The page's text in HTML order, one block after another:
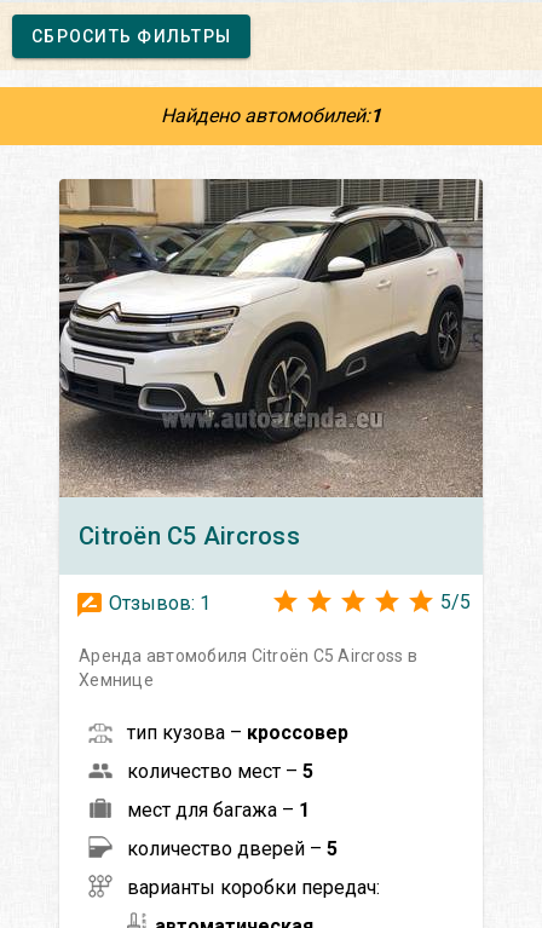
СБРОСИТЬ ФИЛЬТРЫ
Найдено автомобилей:1
Citroën C5 Aircross
Отзывов: 1 5/5
Аренда автомобиля Citroën C5 Aircross в
Хемнице
тип кузова – кроссовер
количество мест – 5
мест для багажа – 1
количество дверей – 5
варианты коробки передач: